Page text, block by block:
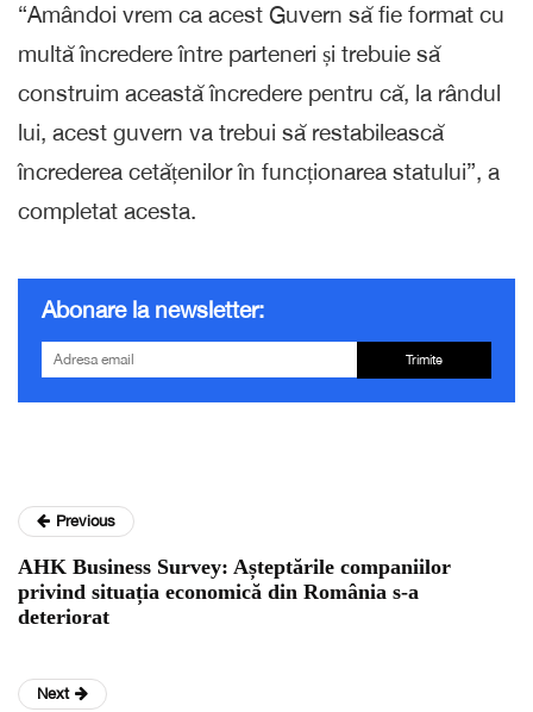
“Amândoi vrem ca acest Guvern să fie format cu
multă încredere între parteneri și trebuie să
construim această încredere pentru că, la rândul
lui, acest guvern va trebui să restabilească
încrederea cetățenilor în funcționarea statului”, a
completat acesta.
Abonare la newsletter:
Trimite
Previous
AHK Business Survey: Așteptările companiilor
privind situația economică din România s-a
deteriorat
Next